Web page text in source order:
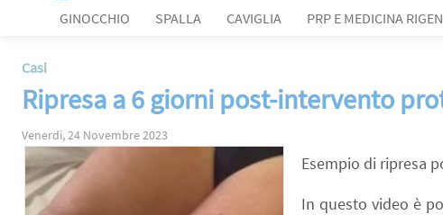
GINOCCHIO SPALLA CAVIGLIA PRP E MEDICINA
Casi
Ripresa a 6 giorni post-intervento
Venerdì, 24 Novembre 2023
Esempio di ripresa
In questo video è